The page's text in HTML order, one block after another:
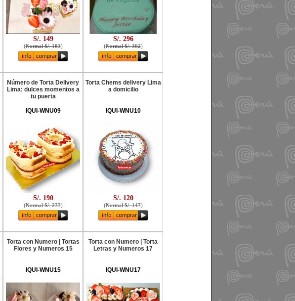
S/. 149
(Normal S/. 183)
S/. 296
(Normal S/. 362)
Número de Torta Delivery
Lima: dulces momentos a
tu puerta
IQUI-WNU09
S/. 190
(Normal S/. 233)
Torta Chems delivery Lima
a domicilio
IQUI-WNU10
S/. 120
(Normal S/. 147)
Torta con Numero | Tortas
Flores y Numeros 15
IQUI-WNU15
Torta con Numero | Torta
Letras y Numeros 17
IQUI-WNU17